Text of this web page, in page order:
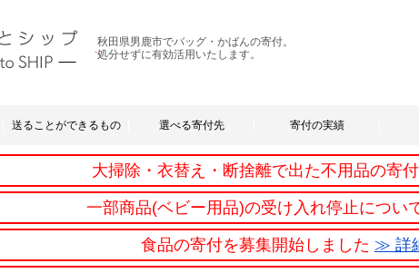
秋田県男鹿市でバッグ・かばんの寄付。
処分せずに有効活用いたします。
送ることができるもの 選べる寄付先 寄付の実績
大掃除・衣替え・断捨離で出た不用品の寄付
一部商品(ベビー用品)の受け入れ停止につい
食品の寄付を募集開始しました ≫ 詳